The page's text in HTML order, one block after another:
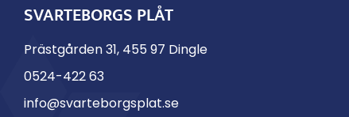
SVARTEBORGS PLÅT
Prästgården 31, 455 97 Dingle
0524-422 63
info@svarteborgsplat.se